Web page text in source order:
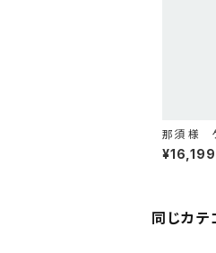
那須 様
¥16,199
同じカテ